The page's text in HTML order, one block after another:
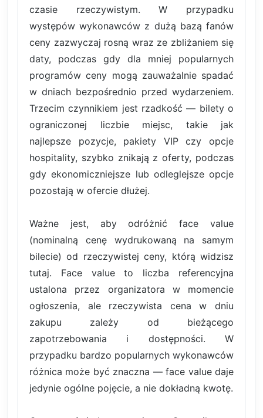
czasie rzeczywistym. W przypadku
występów wykonawców z dużą bazą fanów
ceny zazwyczaj rosną wraz ze zbliżaniem się
daty, podczas gdy dla mniej popularnych
programów ceny mogą zauważalnie spadać
w dniach bezpośrednio przed wydarzeniem.
Trzecim czynnikiem jest rzadkość — bilety o
ograniczonej liczbie miejsc, takie jak
najlepsze pozycje, pakiety VIP czy opcje
hospitality, szybko znikają z oferty, podczas
gdy ekonomiczniejsze lub odleglejsze opcje
pozostają w ofercie dłużej.
Ważne jest, aby odróżnić face value
(nominalną cenę wydrukowaną na samym
bilecie) od rzeczywistej ceny, którą widzisz
tutaj. Face value to liczba referencyjna
ustalona przez organizatora w momencie
ogłoszenia, ale rzeczywista cena w dniu
zakupu zależy od bieżącego
zapotrzebowania i dostępności. W
przypadku bardzo popularnych wykonawców
różnica może być znaczna — face value daje
jedynie ogólne pojęcie, a nie dokładną kwotę.